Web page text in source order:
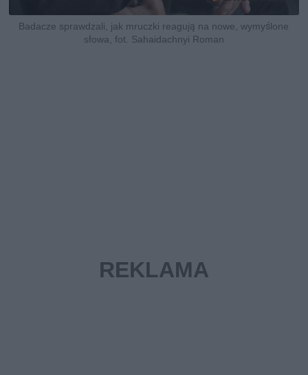
Badacze sprawdzali, jak mruczki reagują na nowe, wymyślone
słowa, fot. Sahaidachnyi Roman